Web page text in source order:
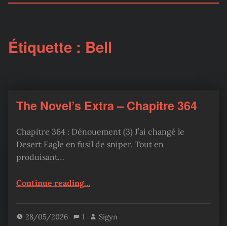
Étiquette : Bell
The Novel’s Extra – Chapitre 364
Chapitre 364 : Dénouement (3) J’ai changé le
Desert Eagle en fusil de sniper. Tout en
produisant…
Continue reading“The Novel’s Extra – Chapitre 364”
…
28/05/2026 1 Sigyn